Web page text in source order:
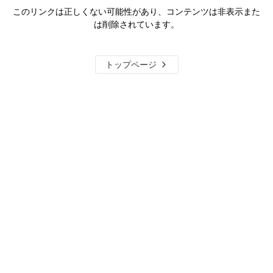
このリンクは正しくない可能性があり、コンテンツは非表示また
は削除されています。
トップページ